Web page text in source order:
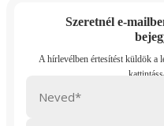
Szeretnél e-